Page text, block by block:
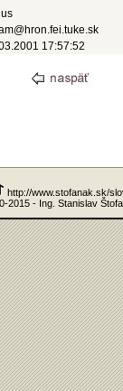
17:57:52
http://www.stofanak.sk/
2015 - Ing. Stanislav